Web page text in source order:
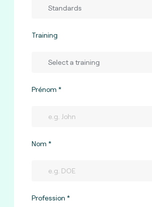
Training
Prénom
Nom
Profession